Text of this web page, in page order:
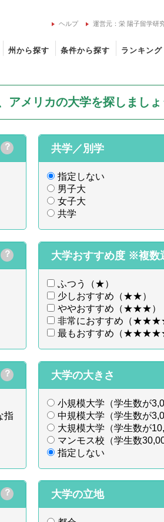
ヘルプ 運営元：栄 陽子留学研
州から探す 条件から探す ランキング
アメリカの大学を探しまし
？ 共学／別学
指定しない
男子大
女子大
共学
？ 大学おすすめ度 ※複数
ふつう（★）
少しおすすめ（★★）
ややおすすめ（★★★）
非常におすすめ（
最もおすすめ（
？
指
大学の大きさ
小規模大学（学生数が
中規模大学（学生数が
大規模大学（学生数が
マンモス校（学生数
指定しない
？ 大学の立地